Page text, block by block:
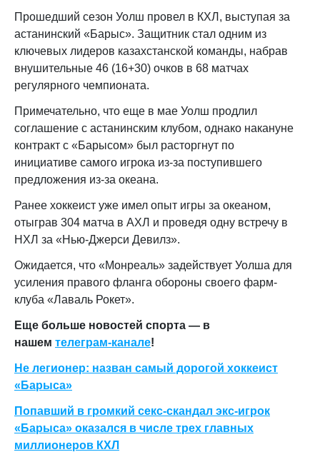
Прошедший сезон Уолш провел в КХЛ, выступая за
астанинский «Барыс». Защитник стал одним из
ключевых лидеров казахстанской команды, набрав
внушительные 46 (16+30) очков в 68 матчах
регулярного чемпионата.
Примечательно, что еще в мае Уолш продлил
соглашение с астанинским клубом, однако накануне
контракт с «Барысом» был расторгнут по
инициативе самого игрока из-за поступившего
предложения из-за океана.
Ранее хоккеист уже имел опыт игры за океаном,
отыграв 304 матча в АХЛ и проведя одну встречу в
НХЛ за «Нью-Джерси Девилз».
Ожидается, что «Монреаль» задействует Уолша для
усиления правого фланга обороны своего фарм-
клуба «Лаваль Рокет».
Еще больше новостей спорта — в
нашем телеграм-канале!
Не легионер: назван самый дорогой хоккеист
«Барыса»
Попавший в громкий секс-скандал экс-игрок
«Барыса» оказался в числе трех главных
миллионеров КХЛ